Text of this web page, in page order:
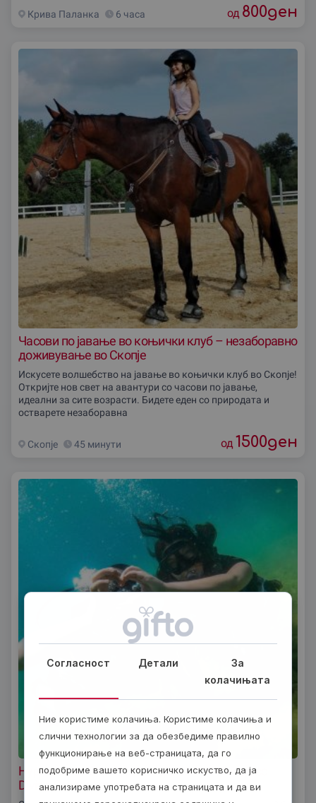
Крива Паланка 6 часа од 800ден
Часови по јавање во коњички клуб – незаборавно
доживување во Скопjе
Искусете волшебство на јавање во коњички клуб во Скопје!
Откријте нов свет на авантури со часови по јавање,
идеални за сите возрасти. Бидете еден со природата и
остварете незаборавна
Скопjе 45 минути од 1500ден
Нуркање во Охридско езеро за почетници со
Diving Center Amfora
Согласност Детали
За
колачињата
Ние користиме колачиња. Користиме колачиња и
слични технологии за да обезбедиме правилно
функционирање на веб-страницата, да го
подобриме вашето корисничко искуство, да ја
анализираме употребата на страницата и да ви